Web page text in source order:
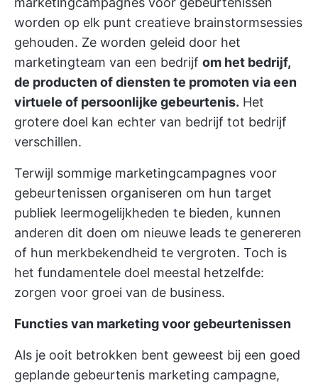
worden op elk punt creatieve brainstormsessies
gehouden. Ze worden geleid door het
marketingteam van een bedrijf om het bedrijf,
de producten of diensten te promoten via een
virtuele of persoonlijke gebeurtenis. Het
grotere doel kan echter van bedrijf tot bedrijf
verschillen.
Terwijl sommige marketingcampagnes voor
gebeurtenissen organiseren om hun target
publiek leermogelijkheden te bieden, kunnen
anderen dit doen om nieuwe leads te genereren
of hun merkbekendheid te vergroten. Toch is
het fundamentele doel meestal hetzelfde:
zorgen voor groei van de business.
Functies van marketing voor gebeurtenissen
Als je ooit betrokken bent geweest bij een goed
geplande gebeurtenis marketing campagne,